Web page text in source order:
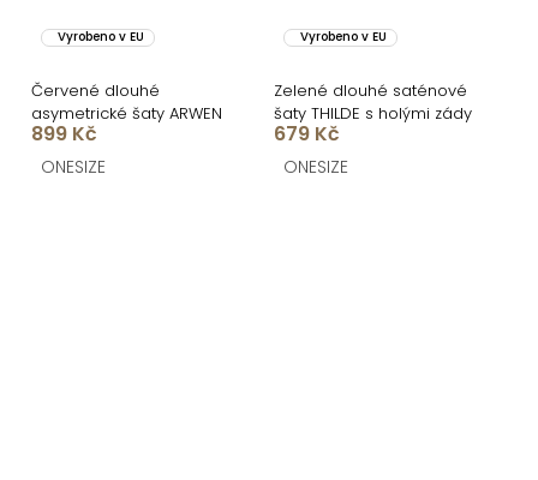
Vyrobeno v EU
Červené dlouhé
asymetrické šaty ARWEN
899 Kč
ONESIZE
Vyrobeno v EU
Zelené dlouhé saténové
šaty THILDE s holými zády
679 Kč
ONESIZE